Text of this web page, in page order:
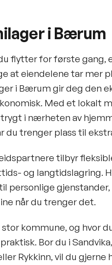
i Bærum
flytter for første gang,
at eiendelene tar mer
i Bærum gir deg den
Med et lokalt
i nærheten av
du trenger plass til
tilbyr
og langtidslagring.
personlige
når du trenger det.
kommune, og hvor
Bor du i
Rykkinn, vil du gjerne